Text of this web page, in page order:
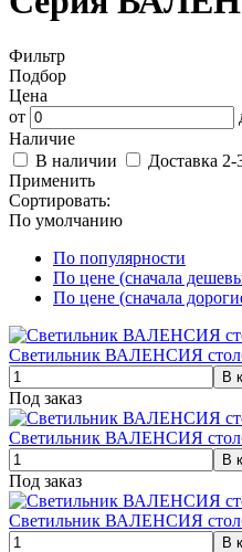
Фильтр
Подбор
Цена
от
Наличие
В наличии
Доставка 2-
Применить
Сортировать:
По умолчанию
По популярности
По цене (сначала
По цене (сначала
Светильник ВАЛЕНСИЯ
Под заказ
Светильник ВАЛЕНСИЯ
Под заказ
Светильник ВАЛЕНСИЯ